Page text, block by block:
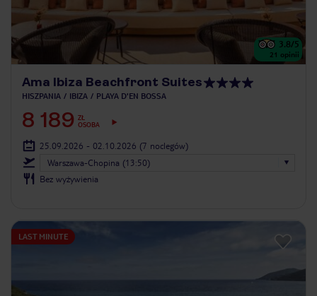
3.8/5
21 opinii
Ama Ibiza Beachfront Suites
HISZPANIA IBIZA PLAYA D'EN BOSSA
8 189 ZŁ
OSOBA
25.09.2026 - 02.10.2026 (7 noclegów)
Warszawa-Chopina (13:50)
Bez wyżywienia
LAST MINUTE